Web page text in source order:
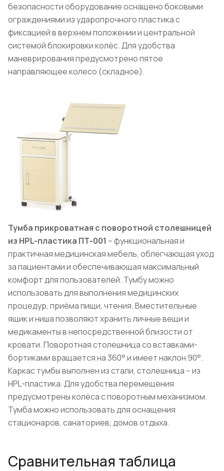
безопасности оборудование оснащено боковыми
ограждениями из ударопрочного пластика с
фиксацией в верхнем положении и центральной
системой блокировки колёс. Для удобства
маневрирования предусмотрено пятое
направляющее колесо (складное).
Тумба прикроватная с поворотной столешницей
из HPL-пластика ПТ-001 – функциональная и
практичная медицинская мебель, облегчающая уход
за пациентами и обеспечивающая максимальный
комфорт для пользователей. Тумбу можно
использовать для выполнения медицинских
процедур, приёма пищи, чтения. Вместительные
ящик и ниша позволяют хранить личные вещи и
медикаменты в непосредственной близости от
кровати. Поворотная столешница со вставками-
бортиками вращается на 360° и имеет наклон 90°.
Каркас тумбы выполнен из стали, столешница – из
HPL-пластика. Для удобства перемещения
предусмотрены колёса с поворотным механизмом.
Тумба можно использовать для оснащения
стационаров, санаториев, домов отдыха.
Сравнительная таблица